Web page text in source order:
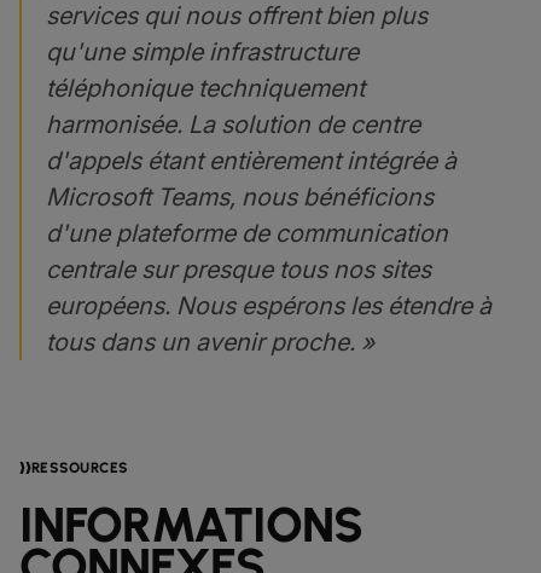
services qui nous offrent bien plus
qu'une simple infrastructure
téléphonique techniquement
harmonisée. La solution de centre
d'appels étant entièrement intégrée à
Microsoft Teams, nous bénéficions
d'une plateforme de communication
centrale sur presque tous nos sites
européens. Nous espérons les étendre à
tous dans un avenir proche. »
RESSOURCES
INFORMATIONS